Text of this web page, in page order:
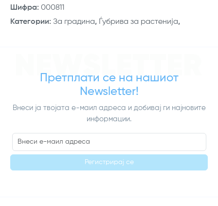
Шифра: 000811
Категории: За градина, Ѓубрива за растенија,
NEWSLETTER
Претплати се на нашиот
Newsletter!
Внеси ја твојата е-маил адреса и добивај ги најновите
информации.
Регистрирај се